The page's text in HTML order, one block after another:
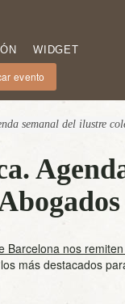
WIDGET
evento
semanal del ilustre
Barcelona nos
más destacados